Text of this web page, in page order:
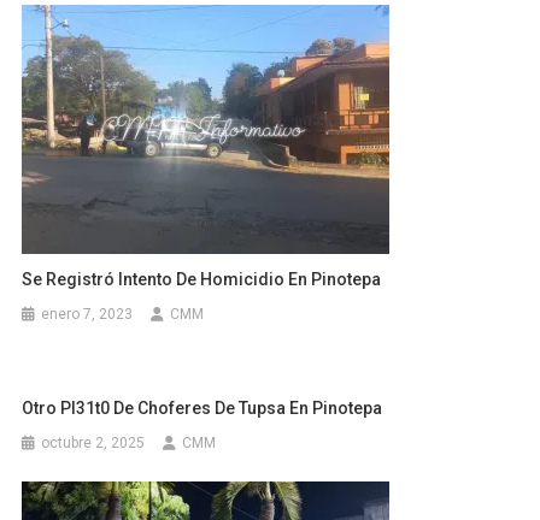
Se Registró Intento De Homicidio En Pinotepa
enero 7, 2023 CMM
Otro Pl31t0 De Choferes De Tupsa En Pinotepa
octubre 2, 2025 CMM